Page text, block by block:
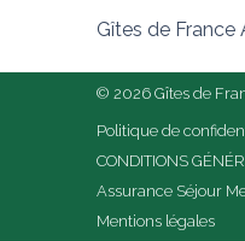
Gîtes de
© 2026 Gîtes de
Politique de
CONDITIONS
Assurance Séjour
Mentions légales